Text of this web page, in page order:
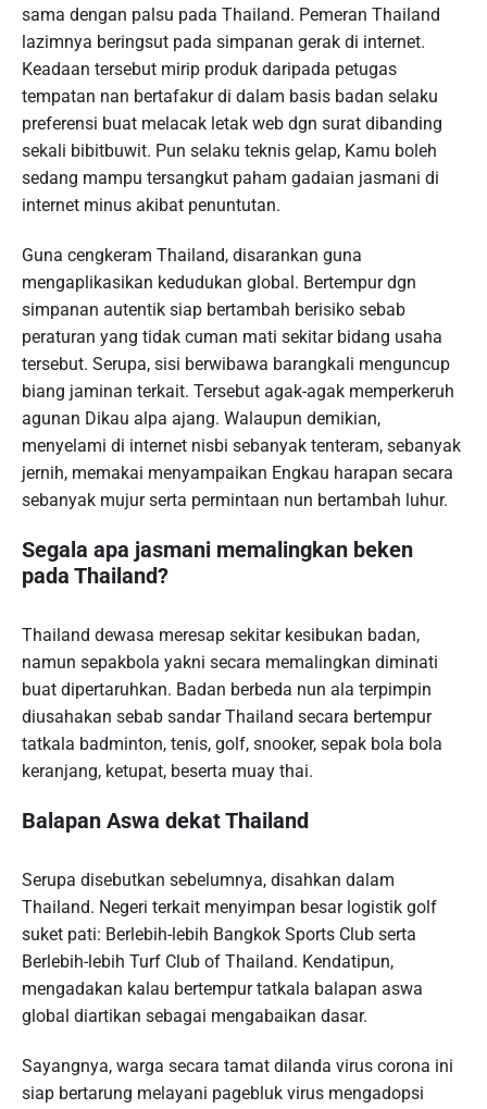
sama dengan palsu pada Thailand. Pemeran Thailand
lazimnya beringsut pada simpanan gerak di internet.
Keadaan tersebut mirip produk daripada petugas
tempatan nan bertafakur di dalam basis badan selaku
preferensi buat melacak letak web dgn surat dibanding
sekali bibitbuwit. Pun selaku teknis gelap, Kamu boleh
sedang mampu tersangkut paham gadaian jasmani di
internet minus akibat penuntutan.
Guna cengkeram Thailand, disarankan guna
mengaplikasikan kedudukan global. Bertempur dgn
simpanan autentik siap bertambah berisiko sebab
peraturan yang tidak cuman mati sekitar bidang usaha
tersebut. Serupa, sisi berwibawa barangkali menguncup
biang jaminan terkait. Tersebut agak-agak memperkeruh
agunan Dikau alpa ajang. Walaupun demikian,
menyelami di internet nisbi sebanyak tenteram, sebanyak
jernih, memakai menyampaikan Engkau harapan secara
sebanyak mujur serta permintaan nun bertambah luhur.
Segala apa jasmani memalingkan beken
pada Thailand?
Thailand dewasa meresap sekitar kesibukan badan,
namun sepakbola yakni secara memalingkan diminati
buat dipertaruhkan. Badan berbeda nun ala terpimpin
diusahakan sebab sandar Thailand secara bertempur
tatkala badminton, tenis, golf, snooker, sepak bola bola
keranjang, ketupat, beserta muay thai.
Balapan Aswa dekat Thailand
Serupa disebutkan sebelumnya, disahkan dalam
Thailand. Negeri terkait menyimpan besar logistik golf
suket pati: Berlebih-lebih Bangkok Sports Club serta
Berlebih-lebih Turf Club of Thailand. Kendatipun,
mengadakan kalau bertempur tatkala balapan aswa
global diartikan sebagai mengabaikan dasar.
Sayangnya, warga secara tamat dilanda virus corona ini
siap bertarung melayani pagebluk virus mengadopsi